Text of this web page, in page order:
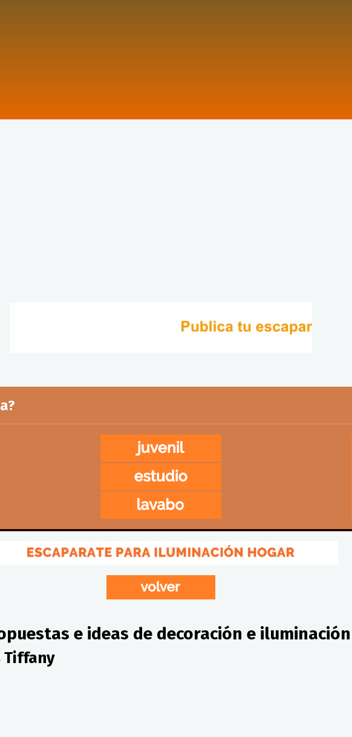
e ideas de decoración e iluminación
Tiffany